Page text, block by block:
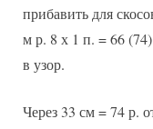
прибавить для
м р. 8 х 1 п. = 66
в узор.
Через 33 см = 74 р.